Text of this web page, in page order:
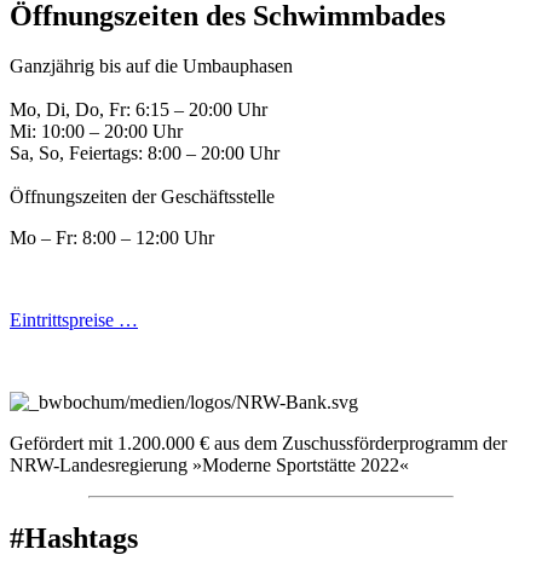
Öffnungszeiten des Schwimmbades
Ganzjährig bis auf die Umbauphasen
Mo, Di, Do, Fr: 6:15 – 20:00 Uhr
Mi: 10:00 – 20:00 Uhr
Sa, So, Feiertags: 8:00 – 20:00 Uhr
Öffnungszeiten der Geschäftsstelle
Mo – Fr: 8:00 – 12:00 Uhr
Eintrittspreise …
Gefördert mit 1.200.000 € aus dem Zuschussförderprogramm der
NRW-Landesregierung »Moderne Sportstätte 2022«
#Hashtags